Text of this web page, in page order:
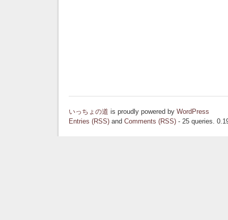
いっちょの道 is proudly powered by WordPress
Entries (RSS) and Comments (RSS) - 25 queries.